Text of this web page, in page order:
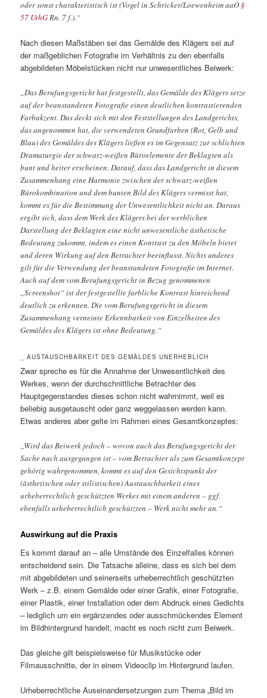
oder sonst charakteristisch ist (Vogel in Schricker/Loewenheim aaO §
57 UrhGRn. 7 f.).“
Nach diesen Maßstäben sei das Gemälde des Klägers sei auf
der maßgeblichen Fotografie im Verhältnis zu den ebenfalls
abgebildeten Möbelstücken nicht nur unwesentliches Beiwerk:
„Das Berufungsgericht hat festgestellt, das Gemälde des Klägers setze
auf der beanstandeten Fotografie einen deutlichen kontrastierenden
Farbakzent. Das deckt sich mit den Feststellungen des Landgerichts,
das angenommen hat, die verwendeten Grundfarben (Rot, Gelb und
Blau) des Gemäldes des Klägers ließen es im Gegensatz zur schlichten
Dramaturgie der schwarz-weißen Büroelemente der Beklagten als
bunt und heiter erscheinen. Darauf, dass das Landgericht in diesem
Zusammenhang eine Harmonie zwischen der schwarz-weißen
Bürokombination und dem bunten Bild des Klägers vermisst hat,
kommt es für die Bestimmung der Unwesentlichkeit nicht an. Daraus
ergibt sich, dass dem Werk des Klägers bei der werblichen
Darstellung der Beklagten eine nicht unwesentliche ästhetische
Bedeutung zukommt, indem es einen Kontrast zu den Möbeln bietet
und deren Wirkung auf den Betrachter beeinflusst. Nichts anderes
gilt für die Verwendung der beanstandeten Fotografie im Internet.
Auch auf dem vom Berufungsgericht in Bezug genommenen
„Screenshot“ ist der festgestellte farbliche Kontrast hinreichend
deutlich zu erkennen. Die vom Berufungsgericht in diesem
Zusammenhang verneinte Erkennbarkeit von Einzelheiten des
Gemäldes des Klägers ist ohne Bedeutung.“
_ AUSTAUSCHBARKEIT DES GEMÄLDES UNERHEBLICH
Zwar spreche es für die Annahme der Unwesentlichkeit des
Werkes, wenn der durchschnittliche Betrachter des
Hauptgegenstandes dieses schon nicht wahrnimmt, weil es
beliebig ausgetauscht oder ganz weggelassen werden kann.
Etwas anderes aber gelte im Rahmen eines Gesamtkonzeptes:
„Wird das Beiwerk jedoch – wovon auch das Berufungsgericht der
Sache nach ausgegangen ist – vom Betrachter als zum Gesamtkonzept
gehörig wahrgenommen, kommt es auf den Gesichtspunkt der
(ästhetischen oder stilistischen) Austauschbarkeit eines
urheberrechtlich geschützten Werkes mit einem anderen – ggf.
ebenfalls urheberrechtlich geschützten – Werk nicht mehr an.“
Auswirkung auf die Praxis
Es kommt darauf an – alle Umstände des Einzelfalles können
entscheidend sein. Die Tatsache alleine, dass es sich bei dem
mit abgebildeten und seinerseits urheberrechtlich geschützten
Werk – z.B. einem Gemälde oder einer Grafik, einer Fotografie,
einer Plastik, einer Installation oder dem Abdruck eines Gedichts
– lediglich um ein ergänzendes oder ausschmückendes Element
im Bildhintergrund handelt, macht es noch nicht zum Beiwerk.
Das gleiche gilt beispielsweise für Musikstücke oder
Filmausschnitte, der in einem Videoclip im Hintergrund laufen.
Urheberrechtliche Auseinandersetzungen zum Thema „Bild im